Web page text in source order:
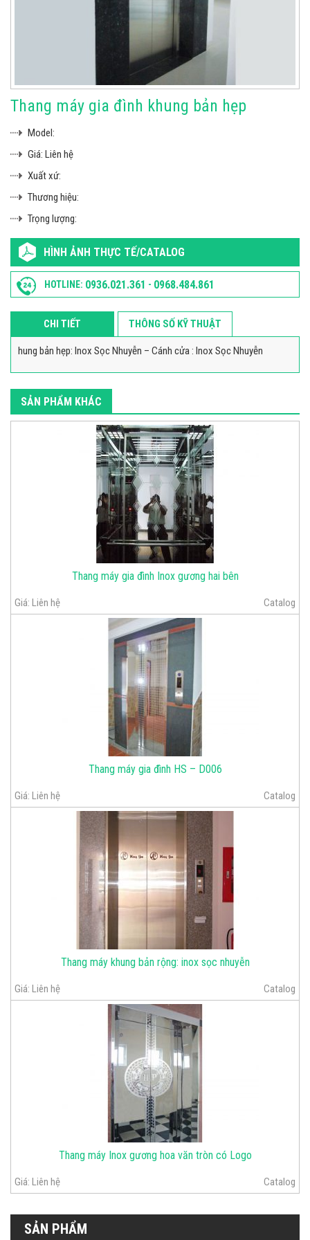
Thang máy gia đình khung bản hẹp
Model:
Giá: Liên hệ
Xuất xứ:
Thương hiệu:
Trọng lượng:
HÌNH ẢNH THỰC TẾ/CATALOG
HOTLINE: 0936.021.361 - 0968.484.861
CHI TIẾT THÔNG SỐ KỸ THUẬT
hung bản hẹp: Inox Sọc Nhuyễn – Cánh cửa : Inox Sọc Nhuyễn
SẢN PHẨM KHÁC
Thang máy gia đình Inox gương hai bên
Giá: Liên hệ Catalog
Thang máy gia đình HS – D006
Giá: Liên hệ Catalog
Thang máy khung bản rộng: inox sọc nhuyễn
Giá: Liên hệ Catalog
Thang máy Inox gương hoa văn tròn có Logo
Giá: Liên hệ Catalog
SẢN PHẨM